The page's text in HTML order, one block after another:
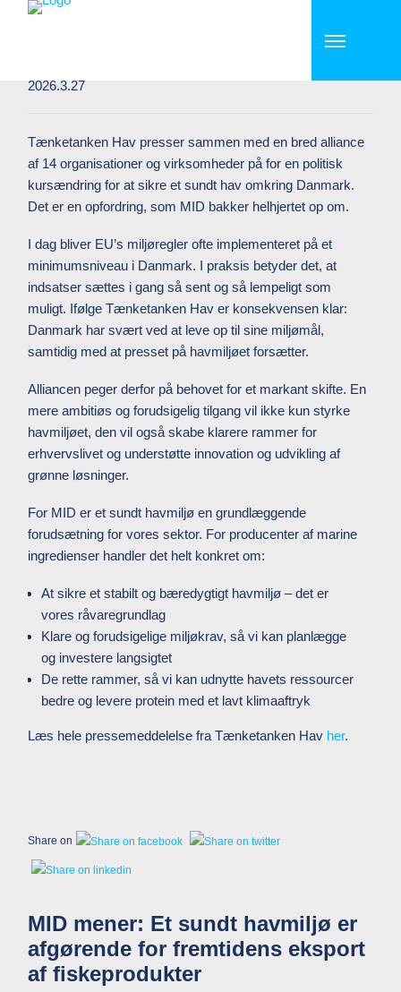
Ny alliance presser på for højere
ambitioner i havmiljøpolitikken
2026.3.27
Tænketanken Hav presser sammen med en bred alliance
af 14 organisationer og virksomheder på for en politisk
kursændring for at sikre et sundt hav omkring Danmark.
Det er en opfordring, som MID bakker helhjertet op om.
I dag bliver EU’s miljøregler ofte implementeret på et
minimumsniveau i Danmark. I praksis betyder det, at
indsatser sættes i gang så sent og så lempeligt som
muligt. Ifølge Tænketanken Hav er konsekvensen klar:
Danmark har svært ved at leve op til sine miljømål,
samtidig med at presset på havmiljøet forsætter.
Alliancen peger derfor på behovet for et markant skifte. En
mere ambitiøs og forudsigelig tilgang vil ikke kun styrke
havmiljøet, den vil også skabe klarere rammer for
erhvervslivet og understøtte innovation og udvikling af
grønne løsninger.
For MID er et sundt havmiljø en grundlæggende
forudsætning for vores sektor. For producenter af marine
ingredienser handler det helt konkret om:
At sikre et stabilt og bæredygtigt havmiljø – det er
vores råvaregrundlag
Klare og forudsigelige miljøkrav, så vi kan planlægge
og investere langsigtet
De rette rammer, så vi kan udnytte havets ressourcer
bedre og levere protein med et lavt klimaaftryk
Læs hele pressemeddelelse fra Tænketanken Hav her.
Share on
MID mener: Et sundt havmiljø er
afgørende for fremtidens eksport
af fiskeprodukter